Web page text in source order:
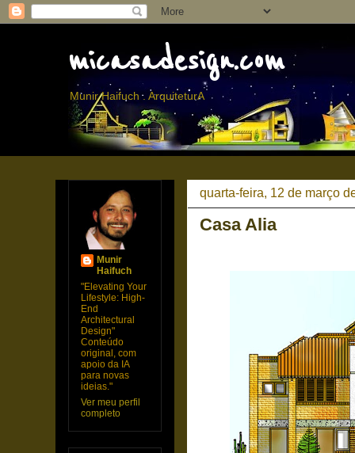
micasadesign.com
Munir Haifuch . ArquiteturA
quarta-feira, 12 de março
Casa Alia
Munir
Haifuch
"Elevating Your
Lifestyle: High-
End
Architectural
Design"
Conteúdo
original, com
apoio da IA
para novas
ideias."
Ver meu perfil
completo